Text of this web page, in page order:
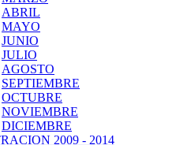
ABRIL
MAYO
JUNIO
JULIO
AGOSTO
SEPTIEMBRE
OCTUBRE
NOVIEMBRE
DICIEMBRE
2009 - 2014